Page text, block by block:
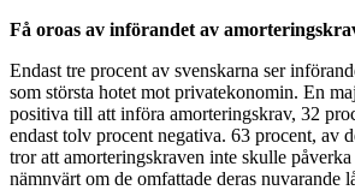
Få oroas av införandet av
Endast tre procent av svenskarna ser
som största hotet mot privatekonomin. En
positiva till att införa amorteringskrav, 32
endast tolv procent negativa. 63 procent, av
tror att amorteringskraven inte skulle
nämnvärt om de omfattade deras nuvarande